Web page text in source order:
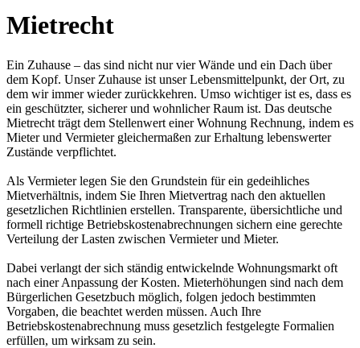
Mietrecht
Ein Zuhause – das sind nicht nur vier Wände und ein Dach über
dem Kopf. Unser Zuhause ist unser Lebensmittelpunkt, der Ort, zu
dem wir immer wieder zurückkehren. Umso wichtiger ist es, dass es
ein geschützter, sicherer und wohnlicher Raum ist. Das deutsche
Mietrecht trägt dem Stellenwert einer Wohnung Rechnung, indem es
Mieter und Vermieter gleichermaßen zur Erhaltung lebenswerter
Zustände verpflichtet.
Als Vermieterlegen Sie den Grundstein für ein gedeihliches
Mietverhältnis, indem Sie Ihren Mietvertrag nach den aktuellen
gesetzlichen Richtlinien erstellen. Transparente, übersichtliche und
formell richtige Betriebskostenabrechnungen sichern eine gerechte
Verteilung der Lasten zwischen Vermieter und Mieter.
Dabei verlangt der sich ständig entwickelnde Wohnungsmarkt oft
nach einer Anpassung der Kosten. Mieterhöhungen sind nach dem
Bürgerlichen Gesetzbuch möglich, folgen jedoch bestimmten
Vorgaben, die beachtet werden müssen. Auch Ihre
Betriebskostenabrechnung muss gesetzlich festgelegte Formalien
erfüllen, um wirksam zu sein.